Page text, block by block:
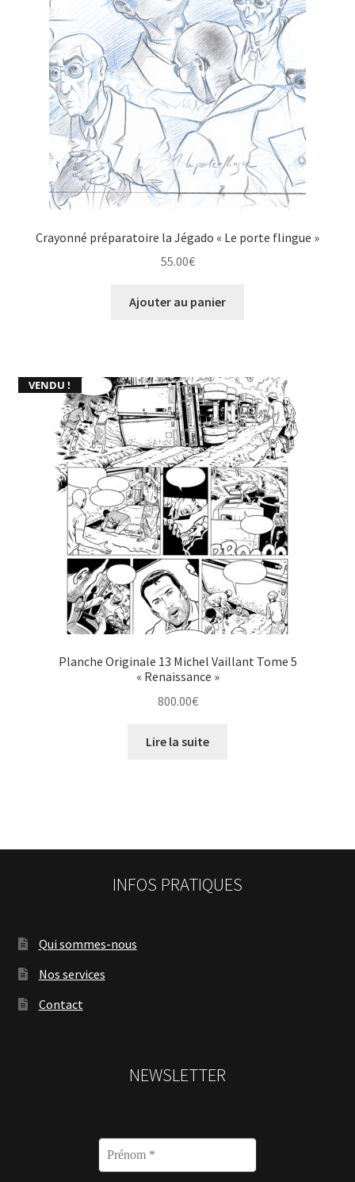
Crayonné préparatoire la Jégado « Le porte flingue »
55.00€
Ajouter au panier
VENDU !
Planche Originale 13 Michel Vaillant Tome 5
« Renaissance »
800.00€
Lire la suite
INFOS PRATIQUES
Qui sommes-nous
Nos services
Contact
NEWSLETTER